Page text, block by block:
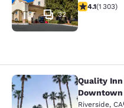
32
4.07 étoiles.
4.1(1 303)
Quality InnQuality Inn
Downtown
Riverside, CA